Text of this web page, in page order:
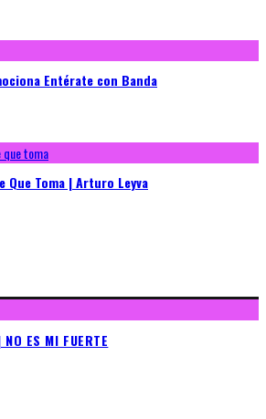
Entérate con Banda
Que Toma | Arturo Leyva
ES MI FUERTE